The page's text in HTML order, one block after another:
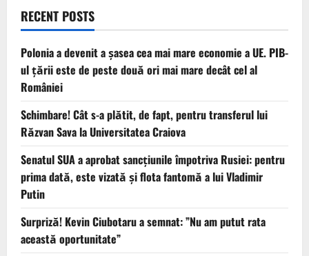
RECENT POSTS
Polonia a devenit a șasea cea mai mare economie a UE. PIB-
ul țării este de peste două ori mai mare decât cel al
României
Schimbare! Cât s-a plătit, de fapt, pentru transferul lui
Răzvan Sava la Universitatea Craiova
Senatul SUA a aprobat sancțiunile împotriva Rusiei: pentru
prima dată, este vizată și flota fantomă a lui Vladimir
Putin
Surpriză! Kevin Ciubotaru a semnat: ”Nu am putut rata
această oportunitate”